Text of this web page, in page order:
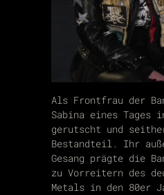
Als Frontfrau der
Sabina eines Tages
gerutscht und
Bestandteil. Ihr
Gesang prägte die
zu Vorreitern des
Metals in den 80er